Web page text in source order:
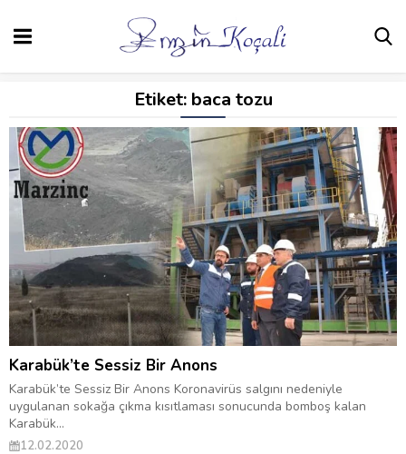
Etiket: baca tozu
Karabük’te Sessiz Bir Anons
Karabük’te Sessiz Bir Anons Koronavirüs salgını nedeniyle
uygulanan sokağa çıkma kısıtlaması sonucunda bomboş kalan
Karabük...
12.02.2020